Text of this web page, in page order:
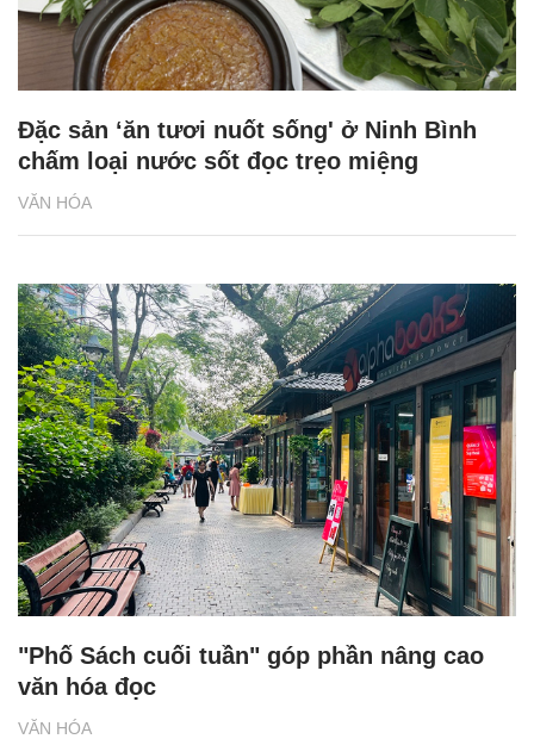
VĂN HÓA
Đặc sản ‘ăn tươi nuốt sống' ở Ninh Bình
chấm loại nước sốt đọc trẹo miệng
VĂN HÓA
"Phố Sách cuối tuần" góp phần nâng cao
văn hóa đọc